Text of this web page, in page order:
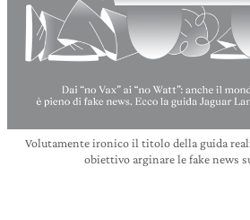
Volutamente ironico il titolo della guida
obiettivo arginare le fake news